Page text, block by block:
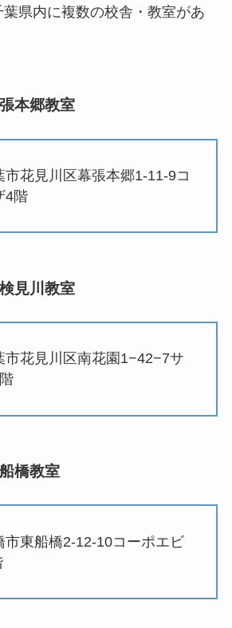
県内に複数の校舎・教室があ
本郷教室
市花見川区幕張本郷1-11-9コ
4階
見川教室
市花見川区南花園1−42−7サ
橋教室
市東船橋2-12-10コーポエビ